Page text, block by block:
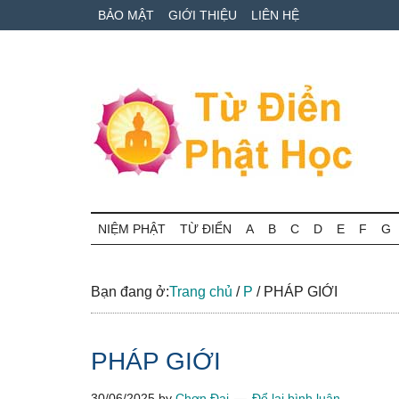
to
to
qua
BẢO MẬT GIỚI THIỆU LIÊN HỆ
Từ
điển
Phật
cứu
thuật
Phật
học
NIỆM PHẬT TỪ ĐIỂN A B C D E F G
Bạn đang ở:Trang chủ / P /PHÁP GIỚI
PHÁP GIỚI